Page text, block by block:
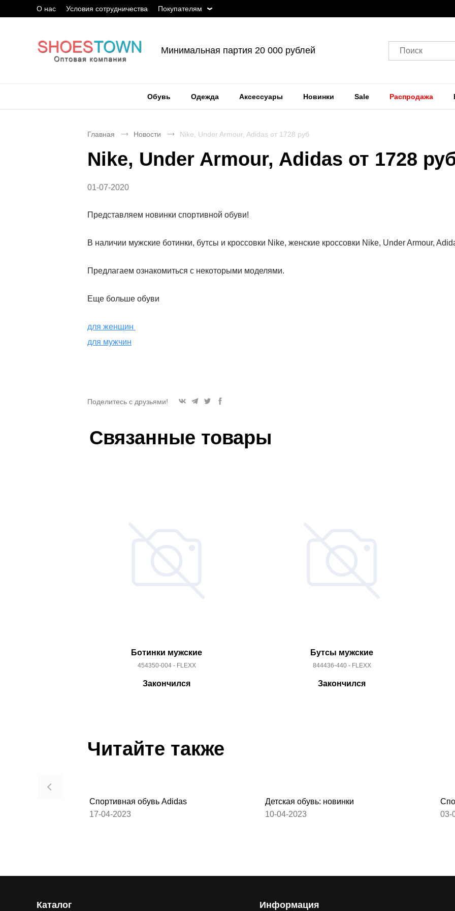
О нас Условия сотрудничества Покупателям
Минимальная партия 20 000 рублей Поиск
Обувь Одежда Аксессуары Новинки Sale Распродажа
Главная Новости Nike, Under Armour, Adidas от 1728 руб
Nike, Under Armour, Adidas от 1728
01-07-2020
Представляем новинки спортивной обуви!
В наличии мужские ботинки, бутсы и кроссовки Nike, женские кроссовки Nike, Under Armour,
Предлагаем ознакомиться с некоторыми моделями.
Еще больше обуви
для женщин
для мужчин
Поделитесь с друзьями!
Связанные товары
Ботинки мужские
454350-004 - FLEXX
Закончился
Бутсы мужские
844436-440 - FLEXX
Закончился
Читайте также
Спортивная обувь Adidas
17-04-2023
Детская обувь: новинки
10-04-2023
03-
Каталог Информация